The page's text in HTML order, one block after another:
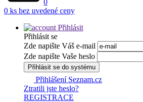
0
0 ks bez uvedené ceny
Přihlásit
Přihlásit se
Zde napište Váš e-mail
Zde napište Vaše heslo
Přihlásit se do systému
Přihlášení Seznam.cz
Ztratili jste heslo?
REGISTRACE